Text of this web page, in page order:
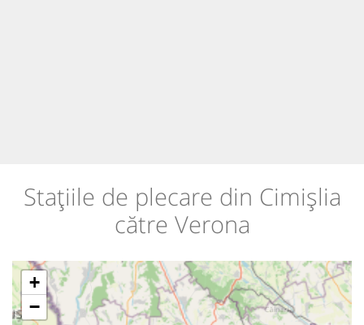
Stațiile de plecare din Cimișlia
către Verona
+
−